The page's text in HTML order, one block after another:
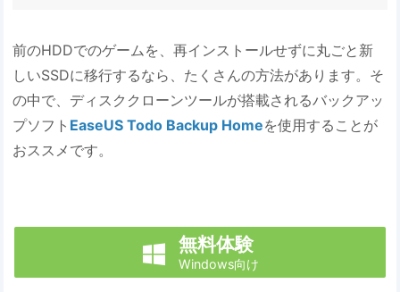
前のHDDでのゲームを、再インストールせずに丸ごと新
しいSSDに移行するなら、たくさんの方法があります。そ
の中で、ディスククローンツールが搭載されるバックアッ
プソフト EaseUS Todo Backup Homeを使用することが
おススメです。
 無料体験
Windows向け